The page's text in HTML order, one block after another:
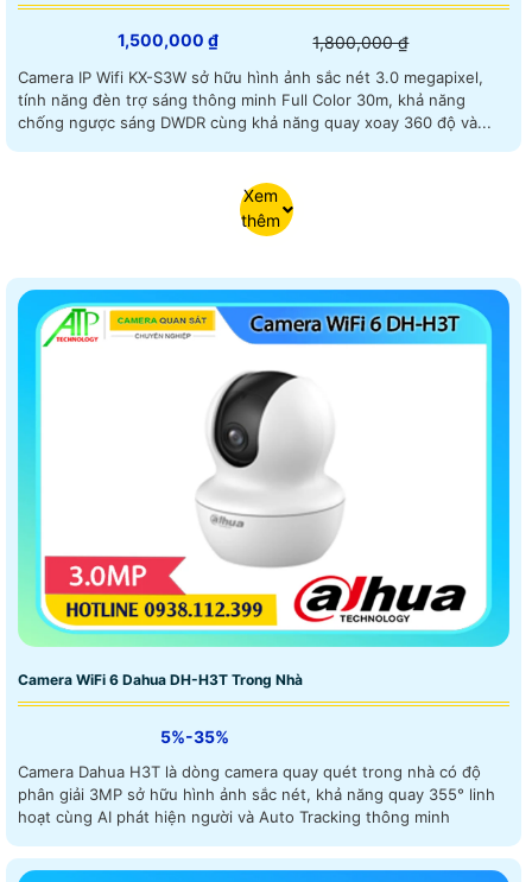
1,500,000 ₫ 1,800,000 ₫
Camera IP Wifi KX-S3W sở hữu hình ảnh sắc nét 3.0 megapixel,
tính năng đèn trợ sáng thông minh Full Color 30m, khả năng
chống ngược sáng DWDR cùng khả năng quay xoay 360 độ và...
Xem
thêm
Camera WiFi 6 Dahua DH-H3T Trong Nhà
5%-35%
Camera Dahua H3T là dòng camera quay quét trong nhà có độ
phân giải 3MP sở hữu hình ảnh sắc nét, khả năng quay 355° linh
hoạt cùng AI phát hiện người và Auto Tracking thông minh